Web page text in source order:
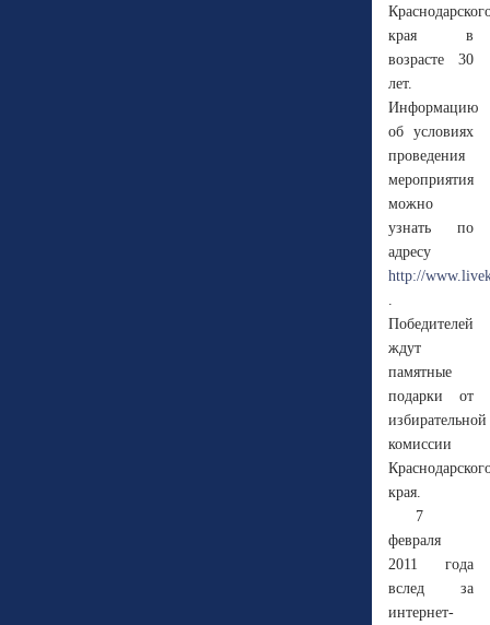
края в
возрасте 30
лет.
Информацию
об условиях
проведения
мероприятия
можно
узнать по
адресу
http://
.
Победителей
ждут
памятные
подарки от
избирательной
комиссии
края.
7
февраля
2011 года
вслед за
интернет-